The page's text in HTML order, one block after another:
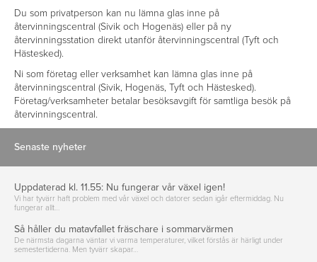
Du som privatperson kan nu lämna glas inne på
återvinningscentral (Sivik och Hogenäs) eller på ny
återvinningsstation direkt utanför återvinningscentral (Tyft och
Hästesked).
Ni som företag eller verksamhet kan lämna glas inne på
återvinningscentral (Sivik, Hogenäs, Tyft och Hästesked).
Företag/verksamheter betalar besöksavgift för samtliga besök på
återvinningscentral.
Senaste nyheter
Uppdaterad kl. 11.55: Nu fungerar vår växel igen!
Vi har tyvärr haft problem med vår växel och datorer sedan igår eftermiddag. Nu
fungerar allt…
Så håller du matavfallet fräschare i sommarvärmen
De närmsta dagarna väntar vi varma temperaturer, vilket förstås är härligt under
semestertiderna. Men tyvärr skapar…